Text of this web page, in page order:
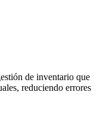
de inventario que
reduciendo errores